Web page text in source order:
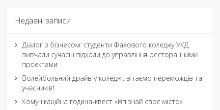
Недавні записи
Діалог з бізнесом: студенти Фахового коледжу УКД
вивчали сучасні підходи до управління ресторанними
проєктами
Волейбольний драйв у коледжі: вітаємо переможців та
учасників!
Комунікаційна година-квест «Впізнай своє місто»